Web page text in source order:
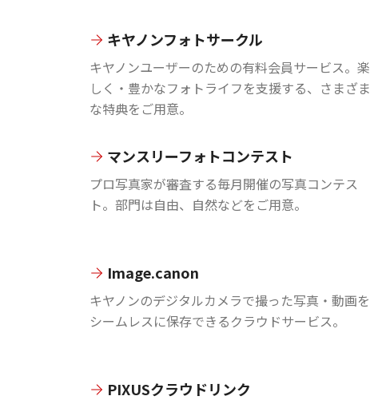
キヤノンフォトサークル
キヤノンユーザーのための有料会員サービス。楽
しく・豊かなフォトライフを支援する、さまざま
な特典をご用意。
マンスリーフォトコンテスト
プロ写真家が審査する毎月開催の写真コンテス
ト。部門は自由、自然などをご用意。
Image.canon
キヤノンのデジタルカメラで撮った写真・動画を
シームレスに保存できるクラウドサービス。
PIXUSクラウドリンク